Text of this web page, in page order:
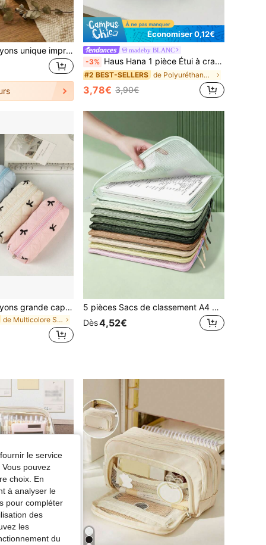
1 pièce Étui à crayons unique imprimé léopard est attrayant et élégant. Fabriqué en velours côtelé, il est multifonctionnel avec une doublure réutilisable. Il peut être utilisé comme étui à crayons pour étudiant, accessoire de bureau et d'étude pour les jeunes, ou comme cadeau de rentrée scolaire. Parfait pour la saison de la rentrée, c'est également un excellent cadeau surprise pour la Saint-Valentin, la Fête des Enseignants, le Nouvel An chinois et les anniversaires.
Économiser 0,12€
madeby BLANC
-3% Haus Hana 1 pièce Étui à crayon simple et tridimensionnel, sac de rangement pour pinceaux de maquillage unisexe avec fermeture éclair. Sac de rangement pratique et pliable en PU pour articles de papeterie, crayons et stylos. Cadeau
#2 BEST-SELLERS de Polyuréthane (PU) Étuis à stylos, crayons et ma
3,78€ 3,90€
1 pièce Étui à crayons grande capacité avec décoration nœud papillon, motif floral mignon, pochette de rangement de bureau portable, organisateur de papeterie, trousse à crayons, sac scolaire
de Multicolore Sacs à crayons
5 pièces Sacs de classement A4 grande capacité avec fermeture éclair, avec étiquettes de classification, en plastique PVC imperméable, peuvent classer les documents et les livres, convient pour l'école, la maison, le bureau, les trajets, les voyages - Conception portable, cadeau de rentrée scolaire, fournitures d'apprentissage, convient pour les livres, les copies d'examen, les sacs de rangement pour les devoirs, grande capacité / bureau / sacs de rangement pour les devoirs. À offrir aux personnes qui s'apprêtent à commencer l'école, fournitures scolaires, fournitures de bureau, cadeaux pour les enseignants, enseignants, salle de classe.,Rentrée scolaire
Dès4,52€
le service
pouvez
choix. En
à analyser le
pour compléter
des
les
du